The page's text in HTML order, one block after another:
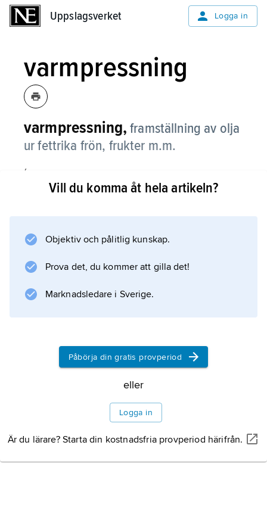
Uppslagsverket Logga in
varmpressning
varmpressning, framställning av olja
ur fettrika frön, frukter m.m.
(se
oljeväxter
Information om artikeln
Vill du komma åt hela artikeln?
Objektiv och pålitlig kunskap.
Prova det, du kommer att gilla det!
Marknadsledare i Sverige.
Påbörja din gratis provperiod
eller
Logga in
Är du lärare? Starta din kostnadsfria provperiod härifrån.